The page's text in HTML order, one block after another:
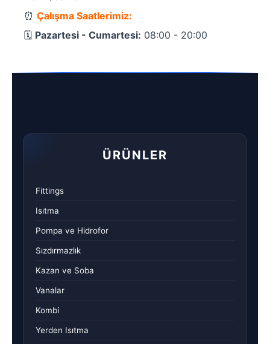
⏰ Çalışma Saatlerimiz:
🗓️ Pazartesi - Cumartesi: 08:00 - 20:00
ÜRÜNLER
Fittings
Isıtma
Pompa ve Hidrofor
Sızdırmazlık
Kazan ve Soba
Vanalar
Kombi
Yerden Isıtma